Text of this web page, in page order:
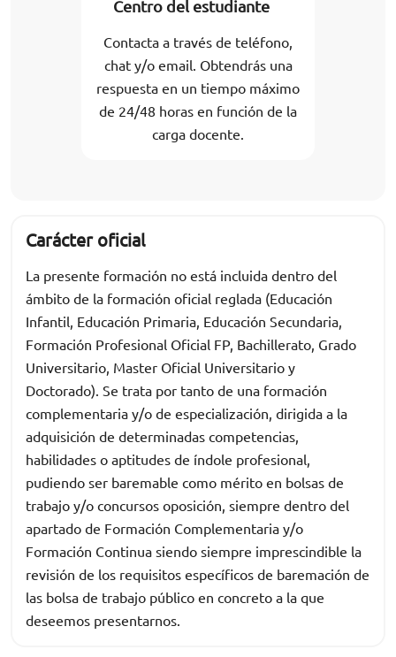
Centro del estudiante
Contacta a través de teléfono,
chat y/o email. Obtendrás una
respuesta en un tiempo máximo
de 24/48 horas en función de la
carga docente.
Carácter oficial
La presente formación no está incluida dentro del
ámbito de la formación oficial reglada (Educación
Infantil, Educación Primaria, Educación Secundaria,
Formación Profesional Oficial FP, Bachillerato, Grado
Universitario, Master Oficial Universitario y
Doctorado). Se trata por tanto de una formación
complementaria y/o de especialización, dirigida a la
adquisición de determinadas competencias,
habilidades o aptitudes de índole profesional,
pudiendo ser baremable como mérito en bolsas de
trabajo y/o concursos oposición, siempre dentro del
apartado de Formación Complementaria y/o
Formación Continua siendo siempre imprescindible la
revisión de los requisitos específicos de baremación de
las bolsa de trabajo público en concreto a la que
deseemos presentarnos.